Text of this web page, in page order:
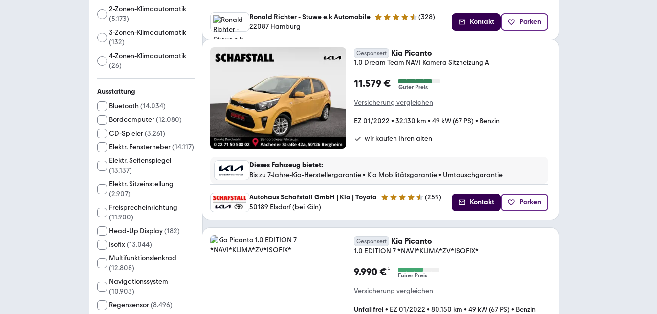
2-Zonen-Klimaautomatik
(5.173)
3-Zonen-Klimaautomatik
(132)
4-Zonen-Klimaautomatik
(26)
Ausstattung
Bluetooth (14.034)
Bordcomputer(12.080)
CD-Spieler(3.261)
Elektr. Fensterheber(14.117)
Elektr. Seitenspiegel
(13.137)
Elektr. Sitzeinstellung
(2.907)
Freisprecheinrichtung
(11.900)
Head-Up Display(182)
Isofix(13.044)
Multifunktionslenkrad
(12.808)
Navigationssystem
(10.903)
Regensensor(8.496)
Ronald Richter - Stuwe e.k Automobile 4.6 Sterne (328)
22087 Hamburg
Kontakt Parken
Gesponsert Kia Picanto
1.0 Dream Team NAVI Kamera Sitzheizung A
11.579 € Guter Preis
Versicherung vergleichen
EZ 01/2022 • 32.130 km • 49 kW (67 PS) • Benzin
wir kaufen Ihren alten
Dieses Fahrzeug bietet:
Bis zu 7-Jahre-Kia-Herstellergarantie• Kia Mobilitätsgarantie• Umtauschgarantie
Autohaus Schafstall GmbH | Kia | Toyota 4.3 Sterne (259)
50189 Elsdorf (bei Köln)
Kontakt Parken
Gesponsert Kia Picanto
1.0 EDITION 7 *NAVI*KLIMA*ZV*ISOFIX*
9.990 €¹
Fairer Preis
Versicherung vergleichen
Unfallfrei • EZ 01/2022 • 80.150 km • 49 kW (67 PS) • Benzin